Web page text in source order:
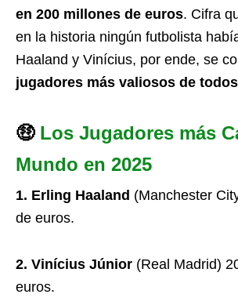
en 200 millones de euros. Cifra
en la historia ningún futbolista
Haaland y Vinícius, por ende, se
jugadores más valiosos de
🤑 Los Jugadores más
Mundo en 2025
1. Erling Haaland (Manchester
de euros.
2. Vinícius Júnior (Real Madrid)
euros.